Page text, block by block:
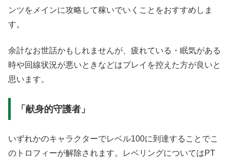
ンツをメインに攻略して稼いでいくことをおすすめしま
す。
余計なお世話かもしれませんが、疲れている・眠気がある
時や回線状況が悪いときなどはプレイを控えた方が良いと
思います。
「献身的守護者」
いずれかのキャラクターでレベル100に到達することでこ
のトロフィーが解除されます。レベリングについてはPT